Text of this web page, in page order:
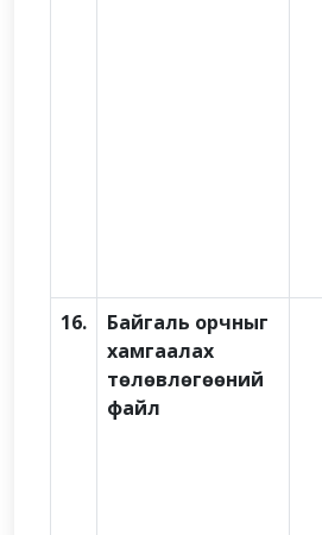
16.
Байгаль орчныг
хамгаалах
төлөвлөгөөний
файл